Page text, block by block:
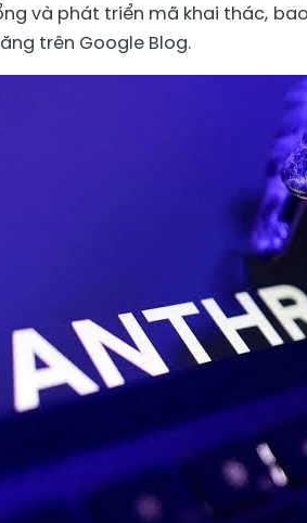
và phát triển mã khai thác,
trên Google Blog.